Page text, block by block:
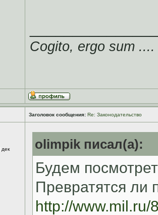
Cogito, ergo sum ....
Заголовок сообщения: Re: Законодательство
дек
olimpik писал(а):
Будем
Превратятся ли
http://www.mil.ru/